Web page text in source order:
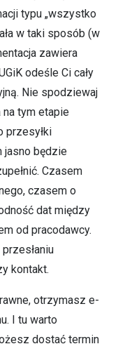
typu „wszystko
w taki sposób (w
zawiera
odeśle Ci cały
Nie spodziewaj
na tym etapie
przesyłki
jasno będzie
Czasem
czasem o
dat między
od pracodawcy.
kontakt.
otrzymasz e-
I tu warto
dostać termin